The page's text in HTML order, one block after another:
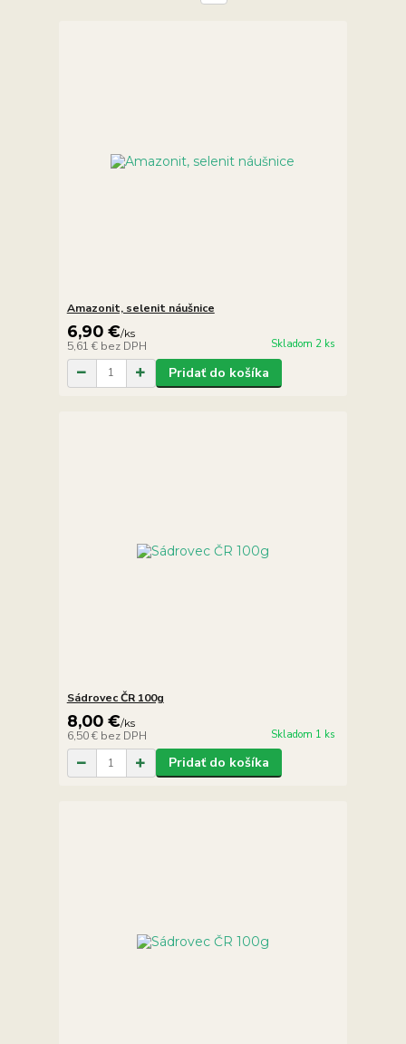
Amazonit, selenit náušnice
6,90 €/ks
5,61 € bez DPH Skladom 2 ks
Pridať do košíka
Sádrovec ČR 100g
8,00 €/ks
6,50 € bez DPH Skladom 1 ks
Pridať do košíka